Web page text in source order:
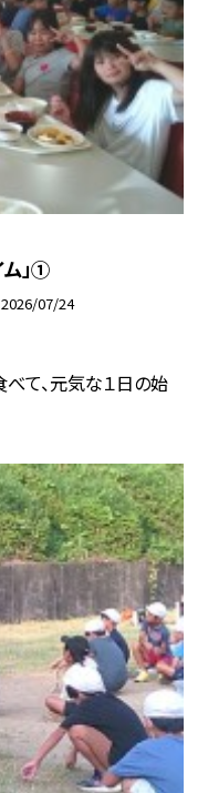
ム」①
2026/07/24
べて、元気な１日の始